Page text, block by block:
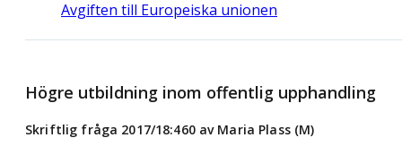
Avgiften till Europeiska unionen
Högre utbildning inom offentlig upphandling
Skriftlig fråga 2017/18:460 av Maria Plass (M)